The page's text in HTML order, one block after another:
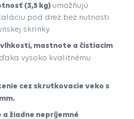
(3,5 kg) umožňujú
pod drez bez nutnosti
skrinky.
vlhkosti, mastnote a čistiacim
vysoko kvalitnému
cez skrutkovacie veko s
a žiadne nepríjemné